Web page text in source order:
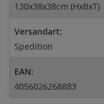
130x38x38cm (HxBxT)
Versandart:
Spedition
EAN:
4056026268883